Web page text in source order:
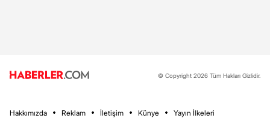
© Copyright 2026 Tüm Hakları Gizlidir.
Hakkımızda Reklam İletişim Künye Yayın İlkeleri